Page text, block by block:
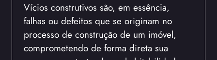
Vícios construtivos são, em essência,
falhas ou defeitos que se originam no
processo de construção de um imóvel,
comprometendo de forma direta sua